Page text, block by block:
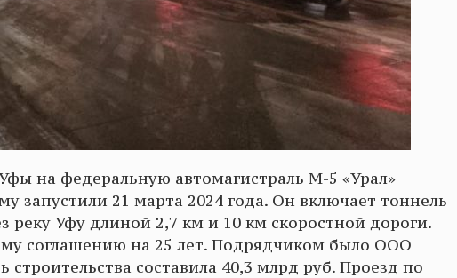
на федеральную автомагистраль М-5 «Урал»
запустили 21 марта 2024 года. Он включает тоннель
реку Уфу длиной 2,7 км и 10 км скоростной дороги.
соглашению на 25 лет. Подрядчиком было ООО
составила 40,3 млрд руб. Проезд по